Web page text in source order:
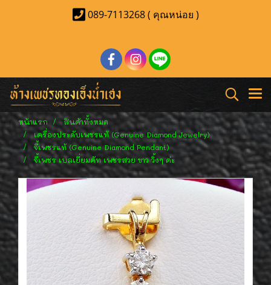
089-7113268 ( คุณหน่อย )
หน้าแรก
สินค้าทั้งหมด
เครื่องประดับเพชรแท้ (Genuine Diamond Jewelry)
จี้เพชรแท้ (Genuine Diamond Pendant)
จี้เพชร เบลเยี่ยมคัท เพชรสวย ขาว วิ้งๆ ค่ะ